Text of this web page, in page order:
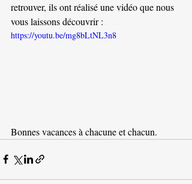
retrouver, ils ont réalisé une vidéo que nous
vous laissons découvrir :
https://youtu.be/mg8bLtNL3n8
Bonnes vacances à chacune et chacun.